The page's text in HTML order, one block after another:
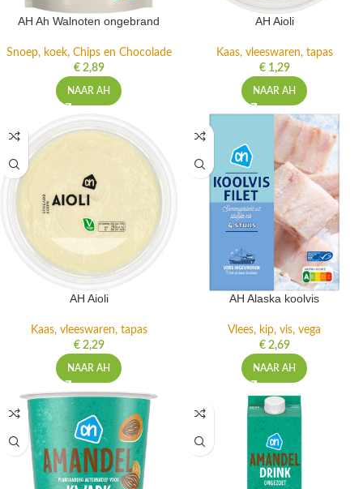
AH Ah Walnoten ongebrand
Snoep, koek, Chips en Chocolade
€2,89
NAAR AH
AH Aioli
Kaas, vleeswaren, tapas
€1,29
NAAR AH
AH Aioli
Kaas, vleeswaren, tapas
€2,29
NAAR AH
AH Alaska koolvis
Vlees, kip, vis, vega
€2,69
NAAR AH